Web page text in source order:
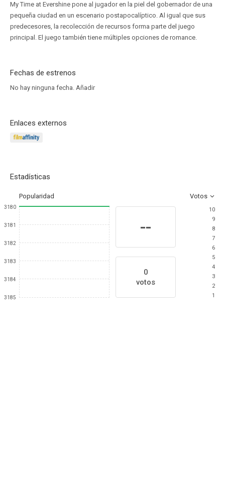
My Time at Evershine pone al jugador en la piel del gobernador de una
pequeña ciudad en un escenario postapocalíptico. Al igual que sus
predecesores, la recolección de recursos forma parte del juego
principal. El juego también tiene múltiples opciones de romance.
Fechas de estrenos
No hay ninguna fecha. Añadir
Enlaces externos
Estadísticas
Popularidad Votos
3180
3181
3182
3183
3184
3185
--
0
votos
10
9
8
7
6
5
4
3
2
1